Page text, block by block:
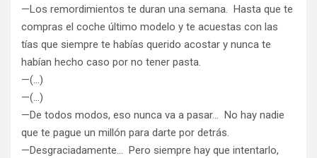
—Los remordimientos te duran una semana. Hasta que te
compras el coche último modelo y te acuestas con las
tías que siempre te habías querido acostar y nunca te
habían hecho caso por no tener pasta.
—(…)
—(…)
—De todos modos, eso nunca va a pasar… No hay nadie
que te pague un millón para darte por detrás.
—Desgraciadamente… Pero siempre hay que intentarlo,